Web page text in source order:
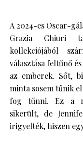
A 2024-es Oscar-
Grazia Chiuri
kollekciójából
választása feltűnő
az emberek. Sőt,
minta sosem tűnik
fog tűnni. Ez a
sikerült, de
irigyelték, hiszen